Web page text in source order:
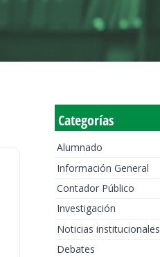
Categorías
Alumnado
Información General
Contador Público
Investigación
Noticias institucionales
Debates